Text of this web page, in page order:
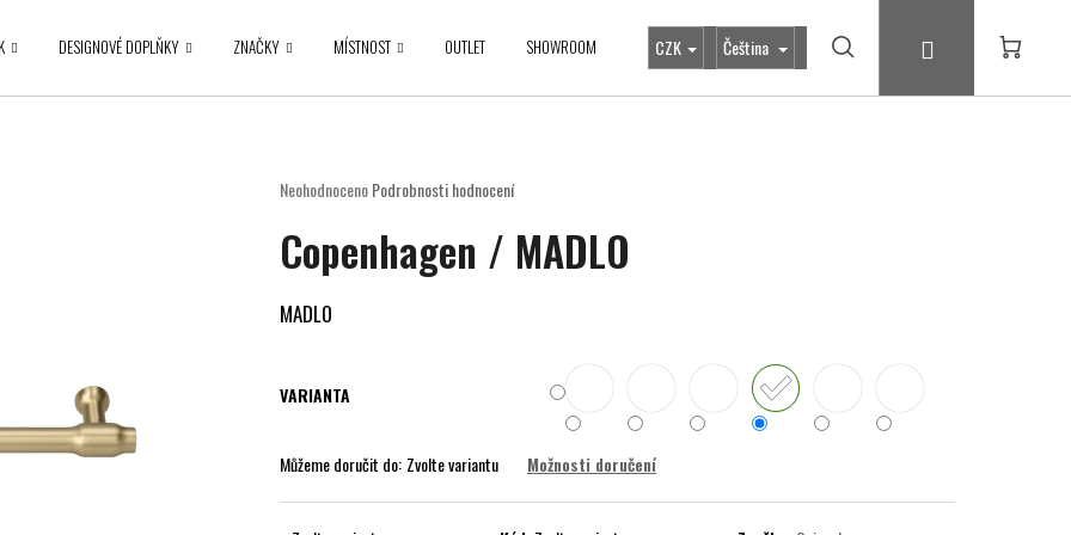
DESIGNOVÉ DOPLŇKY ZNAČKY MÍSTNOST OUTLET SHOWROOM CZK Čeština Hledat PřihlášeníNákupní
Průměrné
produktu
je
z
5
NeohodnocenoPodrobnosti hodnocení
Copenhagen / MADLO
MADLO
VARIANTA
Můžeme doručit do: Zvolte variantu Možnosti doručení